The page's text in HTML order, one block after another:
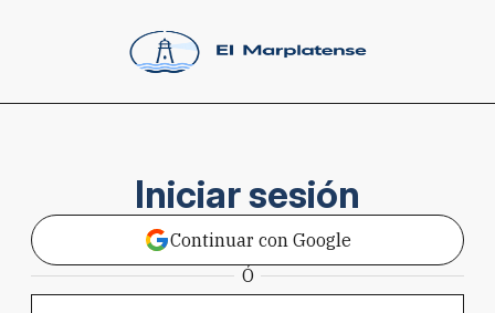
Iniciar sesión
Continuar con Google
Ó